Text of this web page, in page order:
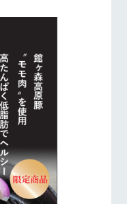
団体のお客様へ
お問い合わせ